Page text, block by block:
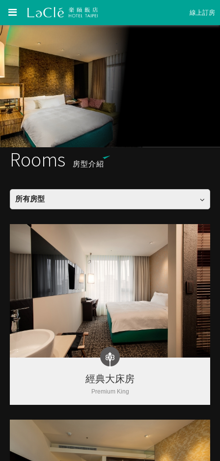
線上訂房
Rooms 房型介紹
所有房型
經典大床房
Premium King